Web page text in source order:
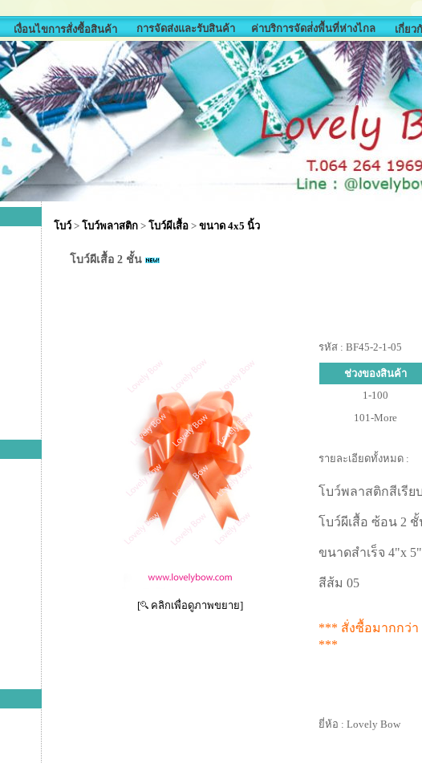
เงื่อนไขการสั่งซื้อสินค้า การจัดส่งและรับสินค้า ค่าบริการจัดส่่งพื้นที่ห่างไกล เกี่ยว
โบว์ > โบว์พลาสติก > โบว์ผีเสื้อ > ขนาด 4x5 นิ้ว
โบว์ผีเสื้อ 2 ชั้น
[ คลิกเพื่อดูภาพขยาย]
รหัส : BF45-2-1-05
ช่วงของสินค้า
1-100
101-More
รายละเอียดทั้งหมด :
โบว์พลาสติกสีเรีย
โบว์ผีเสื้อ ซ้อน 2
ขนาดสำเร็จ 4"x 5"
สีส้ม 05
*** สั่งซื้อมากกว่
***
ยี่ห้อ : Lovely Bow